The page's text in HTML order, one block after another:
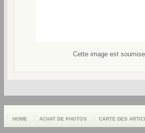
Cette image est
HOME ACHAT DE PHOTOS CARTE DES